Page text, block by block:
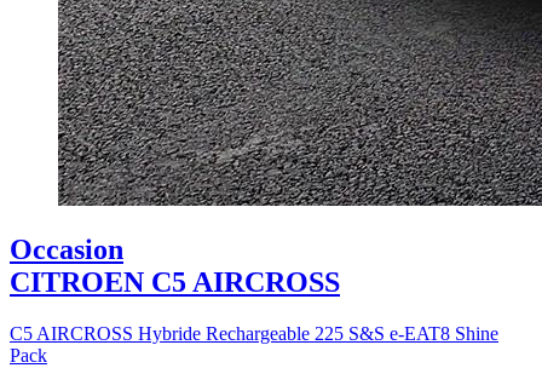
Occasion
CITROEN C5 AIRCROSS
C5 AIRCROSS Hybride Rechargeable 225 S&S e-EAT8 Shine
Pack